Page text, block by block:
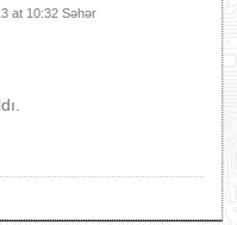
at 10:32 Səhər